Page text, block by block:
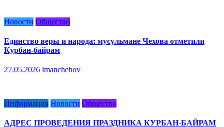
Новости Общество
Единство веры и народа: мусульмане Чехова отметили
Курбан-байрам
27.05.2026 imanchehov
Информация Новости Общество
АДРЕС ПРОВЕДЕНИЯ ПРАЗДНИКА КУРБАН-БАЙРАМ